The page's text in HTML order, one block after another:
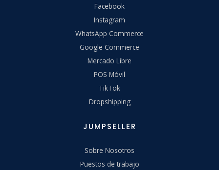
Facebook
Instagram
WhatsApp Commerce
Google Commerce
Mercado Libre
POS Móvil
TikTok
Dropshipping
JUMPSELLER
Sobre Nosotros
Puestos de trabajo